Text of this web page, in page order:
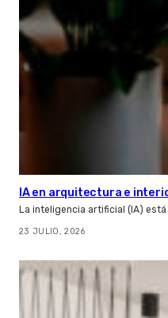
IA en arquitectura e
La inteligencia artificial (IA)
23 JULIO, 2026